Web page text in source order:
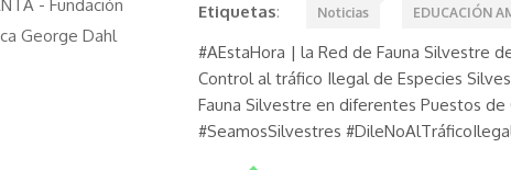
Etiquetas: Noticias EDUCACIÓN
#AEstaHora | la Red de Fauna Silvestre
Control al tráfico Ilegal de Especies
Fauna Silvestre en diferentes Puestos
#SeamosSilvestres